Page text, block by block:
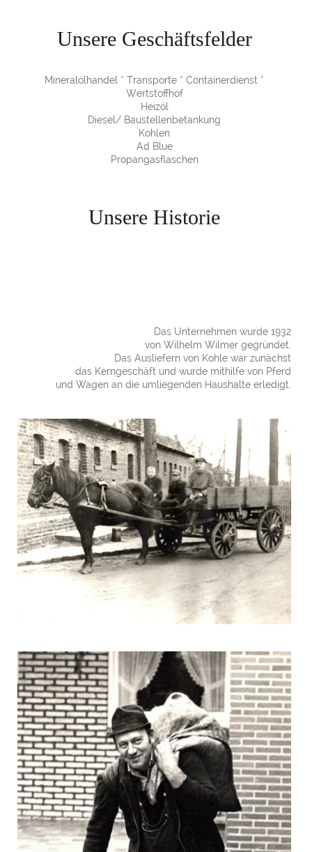
Unsere Geschäftsfelder
Mineralölhandel * Transporte * Containerdienst *
Wertstoffhof
Heizöl
Diesel/ Baustellenbetankung
Kohlen
Ad Blue
Propangasflaschen
Unsere Historie
Das Unternehmen wurde 1932
von Wilhelm Wilmer gegründet.
Das Ausliefern von Kohle war zunächst
das Kerngeschäft und wurde mithilfe von Pferd
und Wagen an die umliegenden Haushalte erledigt.